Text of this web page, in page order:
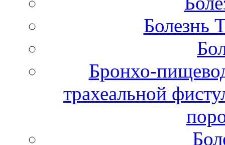
Болезнь
Бронхо-
трахеальной